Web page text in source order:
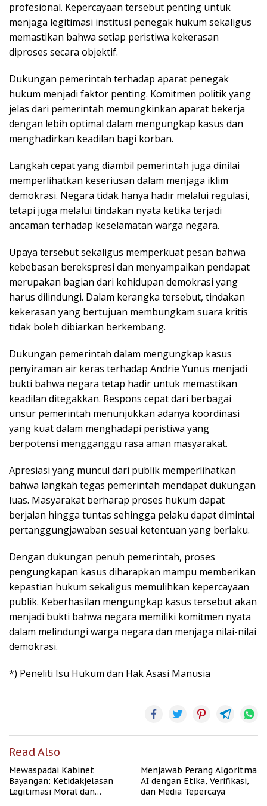
profesional. Kepercayaan tersebut penting untuk
menjaga legitimasi institusi penegak hukum sekaligus
memastikan bahwa setiap peristiwa kekerasan
diproses secara objektif.
Dukungan pemerintah terhadap aparat penegak
hukum menjadi faktor penting. Komitmen politik yang
jelas dari pemerintah memungkinkan aparat bekerja
dengan lebih optimal dalam mengungkap kasus dan
menghadirkan keadilan bagi korban.
Langkah cepat yang diambil pemerintah juga dinilai
memperlihatkan keseriusan dalam menjaga iklim
demokrasi. Negara tidak hanya hadir melalui regulasi,
tetapi juga melalui tindakan nyata ketika terjadi
ancaman terhadap keselamatan warga negara.
Upaya tersebut sekaligus memperkuat pesan bahwa
kebebasan berekspresi dan menyampaikan pendapat
merupakan bagian dari kehidupan demokrasi yang
harus dilindungi. Dalam kerangka tersebut, tindakan
kekerasan yang bertujuan membungkam suara kritis
tidak boleh dibiarkan berkembang.
Dukungan pemerintah dalam mengungkap kasus
penyiraman air keras terhadap Andrie Yunus menjadi
bukti bahwa negara tetap hadir untuk memastikan
keadilan ditegakkan. Respons cepat dari berbagai
unsur pemerintah menunjukkan adanya koordinasi
yang kuat dalam menghadapi peristiwa yang
berpotensi mengganggu rasa aman masyarakat.
Apresiasi yang muncul dari publik memperlihatkan
bahwa langkah tegas pemerintah mendapat dukungan
luas. Masyarakat berharap proses hukum dapat
berjalan hingga tuntas sehingga pelaku dapat dimintai
pertanggungjawaban sesuai ketentuan yang berlaku.
Dengan dukungan penuh pemerintah, proses
pengungkapan kasus diharapkan mampu memberikan
kepastian hukum sekaligus memulihkan kepercayaan
publik. Keberhasilan mengungkap kasus tersebut akan
menjadi bukti bahwa negara memiliki komitmen nyata
dalam melindungi warga negara dan menjaga nilai-nilai
demokrasi.
*) Peneliti Isu Hukum dan Hak Asasi Manusia
Read Also
Mewaspadai Kabinet
Bayangan: Ketidakjelasan
Legitimasi Moral dan
Menjawab Perang Algoritma
AI dengan Etika, Verifikasi,
dan Media Tepercaya